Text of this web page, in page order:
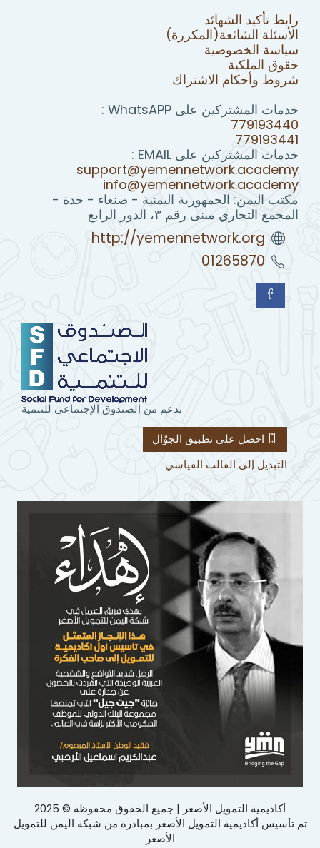
رابط تأكيد الشهائد
الأسئلة الشائعة(المكررة)
سياسة الخصوصية
حقوق الملكية
شروط وأحكام الاشتراك
خدمات المشتركين على WhatsAPP :
779193440
779193441
خدمات المشتركين على EMAIL :
support@yemennetwork.academy
info@yemennetwork.academy
مكتب اليمن: الجمهورية اليمنية - صنعاء - حدة -
المجمع التجاري مبنى رقم ٣، الدور الرابع
http://yemennetwork.org
01265870
بدعم من الصندوق الإجتماعي للتنمية
احصل على تطبيق الجوّال
التبديل إلى القالب القياسي
أكاديمية التمويل الأصغر | جميع الحقوق محفوظة © 2025
تم تأسيس أكاديمية التمويل الأصغر بمبادرة من شبكة اليمن للتمويل
الأصغر